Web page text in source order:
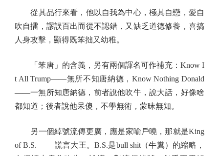
從其品行來看，他以自我為中心，極其自戀，愛自
吹自擂，謬誤百出而從不認錯，又缺乏道德修養，喜搞
人身攻擊，顯得既笨拙又幼稚。
「笨唐」的含義，另有兩個諢名可作補充：Know I
t All Trump——無所不知唐納德，Know Nothing Donald
——一無所知唐納德，前者說他吹牛，說大話，好像啥
都知道；後者說他呆傻，不學無術，蒙昧無知。
另一個綽號流傳更廣，應是家喻戶曉，那就是King
of B.S. ——謊言大王。B.S.是bull shit（牛糞）的縮略，